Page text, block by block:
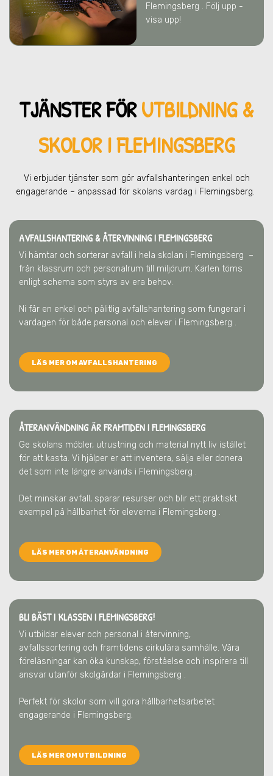
Flemingsberg . Följ upp -
visa upp!
TJÄNSTER FÖRUTBILDNING &
SKOLOR I FLEMINGSBERG
Vi erbjuder tjänster som gör avfallshanteringen enkel och
engagerande – anpassad för skolans vardag i Flemingsberg.
AVFALLSHANTERING & ÅTERVINNINGI FLEMINGSBERG
Vi hämtar och sorterar avfall i hela skolan i Flemingsberg –
från klassrum och personalrum till miljörum. Kärlen töms
enligt schema som styrs av era behov.
Ni får en enkel och pålitlig avfallshantering som fungerar i
vardagen för både personal och elever i Flemingsberg .
LÄS MER OM AVFALLSHANTERING
ÅTERANVÄNDNING ÄR FRAMTIDENI FLEMINGSBERG
Ge skolans möbler, utrustning och material nytt liv istället
för att kasta. Vi hjälper er att inventera, sälja eller donera
det som inte längre används i Flemingsberg .
Det minskar avfall, sparar resurser och blir ett praktiskt
exempel på hållbarhet för eleverna i Flemingsberg .
LÄS MER OM ÅTERANVÄNDNING
BLI BÄST I KLASSEN I FLEMINGSBERG!
Vi utbildar elever och personal i återvinning,
avfallssortering och framtidens cirkulära samhälle. Våra
föreläsningar kan öka kunskap, förståelse och inspirera till
ansvar utanför skolgårdar i Flemingsberg .
Perfekt för skolor som vill göra hållbarhetsarbetet
engagerande i Flemingsberg.
LÄS MER OM UTBILDNING